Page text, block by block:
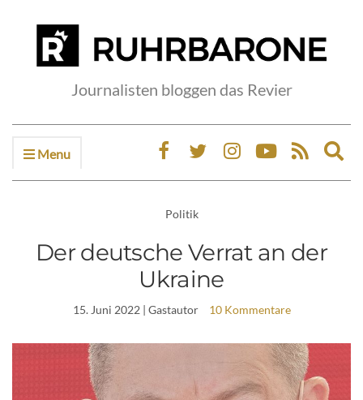
Journalisten bloggen das Revier
Menu
Politik
Der deutsche Verrat an der
Ukraine
15. Juni 2022| Gastautor 10 Kommentare